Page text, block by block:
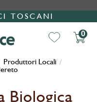
TOSCANI
0
Produttori Locali /
Biologica